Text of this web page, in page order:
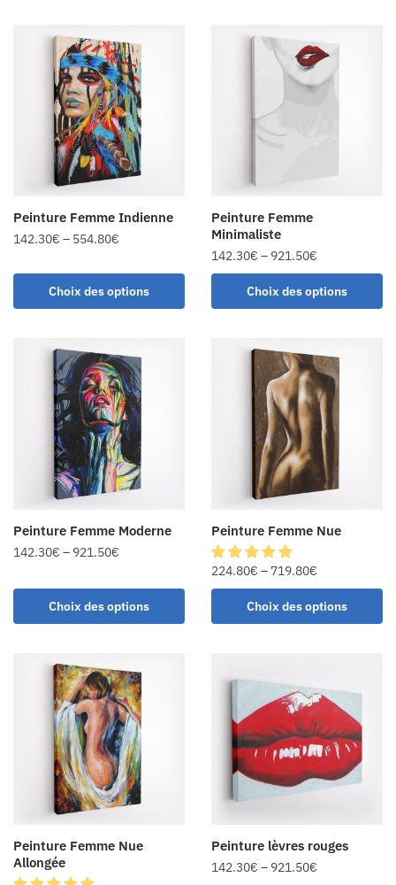
Peinture Femme Indienne
142.30€ – 554.80€
Choix des options
Peinture Femme
Minimaliste
142.30€ – 921.50€
Choix des options
Peinture Femme Moderne
142.30€ – 921.50€
Choix des options
Peinture Femme Nue
224.80€ – 719.80€
Choix des options
Peinture Femme Nue
Allongée
Peinture lèvres rouges
142.30€ – 921.50€